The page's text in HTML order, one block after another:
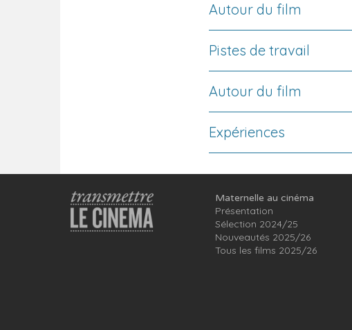
Autour du film
Pistes de travail
Autour du film
Expériences
Maternelle au cinéma
Présentation
Sélection 2024/25
Nouveautés 2025/26
Tous les films 2025/26